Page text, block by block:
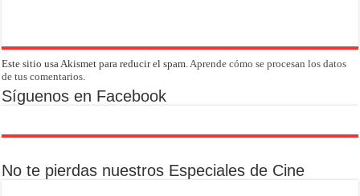
Este sitio usa Akismet para reducir el spam.Aprende cómo se procesan los datos
de tus comentarios.
Síguenos en Facebook
No te pierdas nuestros Especiales de Cine